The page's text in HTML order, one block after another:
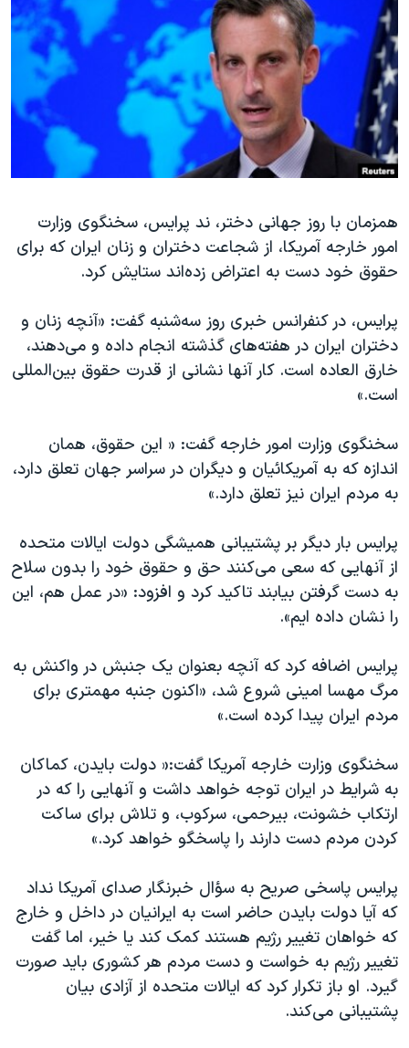
فرهنگ و زندگی
حقوق شهروندی
اقتصادی
علم و فناوری
اسرائیل در جنگ
گالری عکس
آرشیو پخش زنده
انتخابات ریاست جمهوری آمریکا ۲۰۲۴
حمله جمهوری اسلامی به اسرائیل
رمز مهسا
ورزش زنان در ایران
اعتراضات زن، زندگی، آزادی
مجموعه مستندهای دادخواهی
تریبونال مردمی آبان ۹۸
دادگاه حمید نوری
چهل سال گروگان‌گیری
قانون شفافیت دارائی کادر رهبری ایران
اعتراضات مردمی آبان ۹۸
نرگس محمدی برنده جایزه نوبل صلح
همایش محافظه‌کاران آمریکا «سی‌پک»
سفر پرزیدنت ترامپ به چین
دنبال کنید
زبانهای مختلف
همزمان با روز جهانی دختر، ند پرایس، سخنگوی وزارت
امور خارجه آمریکا، از شجاعت دختران و زنان ایران که برای
حقوق خود دست به اعتراض زده‌اند ستایش کرد.
پرایس، در کنفرانس خبری روز سه‌شنبه گفت: «آنچه زنان و
دختران ایران در هفته‌های گذشته انجام داده و می‌دهند،
خارق العاده است. کار آنها نشانی از قدرت حقوق بین‌المللی
است.»
سخنگوی وزارت امور خارجه گفت: « این حقوق، همان
اندازه که به آمریکائیان و دیگران در سراسر جهان تعلق دارد،
به مردم ایران نیز تعلق دارد.»
پرایس بار دیگر بر پشتیبانی همیشگی دولت ایالات متحده
از آنهایی که سعی می‌کنند حق و حقوق خود را بدون سلاح
به دست گرفتن بیابند تاکید کرد و افزود: «در عمل هم، این
را نشان داده ایم».
پرایس اضافه کرد که آنچه بعنوان یک جنبش در واکنش به
مرگ مهسا امینی شروع شد، «اکنون جنبه مهمتری برای
مردم ایران پیدا کرده است.»
سخنگوی وزارت خارجه آمریکا گفت:« دولت بایدن، کماکان
به شرایط در ایران توجه خواهد داشت و آنهایی را که در
ارتکاب خشونت، بیرحمی، سرکوب، و تلاش برای ساکت
کردن مردم دست دارند را پاسخگو خواهد کرد.»
پرایس پاسخی صریح به سؤال خبرنگار صدای آمریکا نداد
که آیا دولت بایدن حاضر است به ایرانیان در داخل و خارج
که خواهان تغییر رژیم هستند کمک کند یا خیر، اما گفت
تغییر رژیم به خواست و دست مردم هر کشوری باید صورت
گیرد. او باز تکرار کرد که ایالات متحده از آزادی بیان
پشتیبانی می‌کند.